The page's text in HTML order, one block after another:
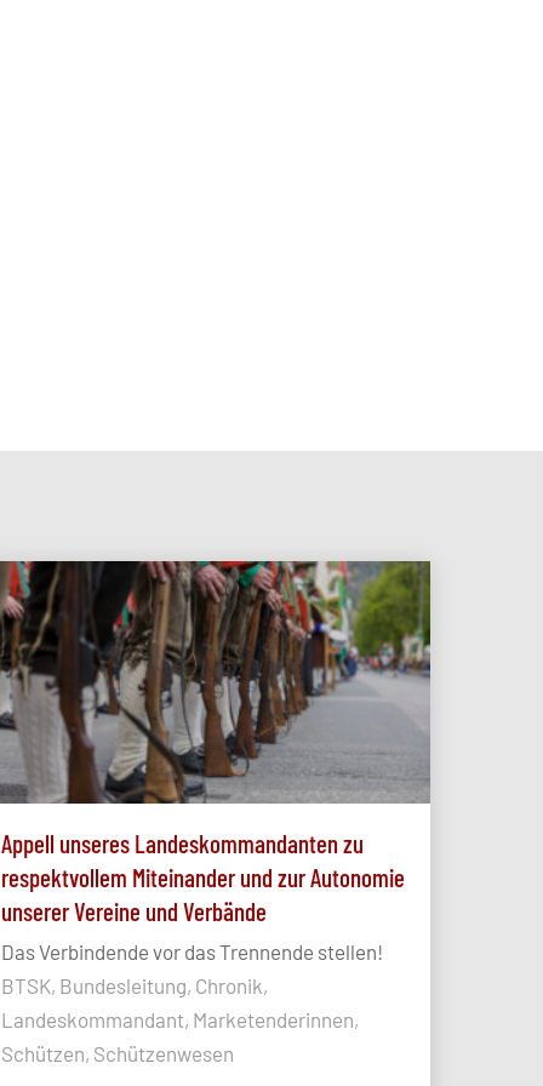
Appell unseres Landeskommandanten zu
respektvollem Miteinander und zur Autonomie
unserer Vereine und Verbände
Das Verbindende vor das Trennende stellen!
BTSK, Bundesleitung, Chronik,
Landeskommandant, Marketenderinnen,
Schützen, Schützenwesen